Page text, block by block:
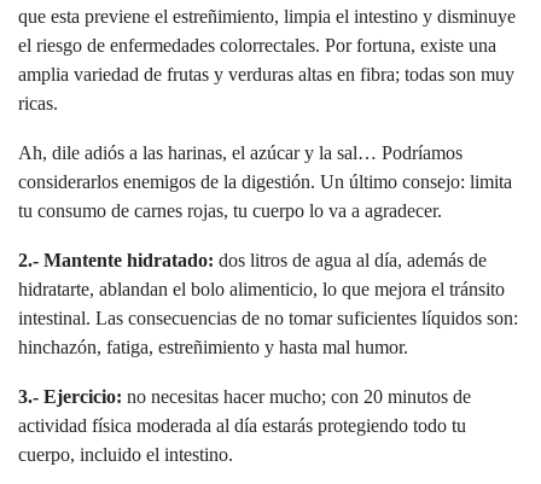
que esta previene el estreñimiento, limpia el intestino y disminuye
el riesgo de enfermedades colorrectales. Por fortuna, existe una
amplia variedad de frutas y verduras altas en fibra; todas son muy
ricas.
Ah, dile adiós a las harinas, el azúcar y la sal… Podríamos
considerarlos enemigos de la digestión. Un último consejo: limita
tu consumo de carnes rojas, tu cuerpo lo va a agradecer.
2.- Mantente hidratado: dos litros de agua al día, además de
hidratarte, ablandan el bolo alimenticio, lo que mejora el tránsito
intestinal. Las consecuencias de no tomar suficientes líquidos son:
hinchazón, fatiga, estreñimiento y hasta mal humor.
3.- Ejercicio: no necesitas hacer mucho; con 20 minutos de
actividad física moderada al día estarás protegiendo todo tu
cuerpo, incluido el intestino.